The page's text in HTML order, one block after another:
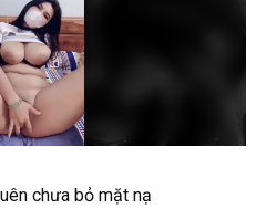
chưa bỏ mặt nạ